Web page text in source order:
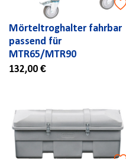
Mörteltroghalter fahrbar
passend für
MTR65/MTR90
132,00 €